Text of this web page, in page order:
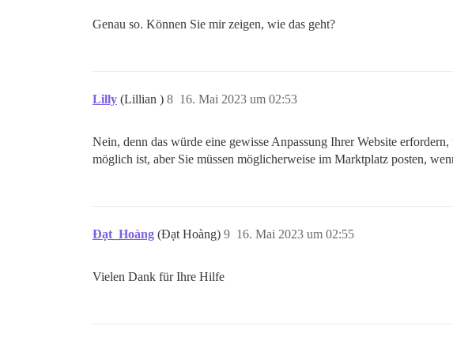
Genau so. Können Sie mir zeigen, wie das geht?
Lilly (Lillian ) 16. Mai 2023 um 02:53
8
Nein, denn das würde eine gewisse Anpassung Ihrer Website
möglich ist, aber Sie müssen möglicherweise im Marktplatz posten,
Đạt_Hoàng (Đạt Hoàng) 16. Mai 2023 um 02:55
9
Vielen Dank für Ihre Hilfe